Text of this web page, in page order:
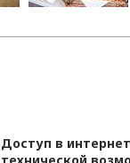
Доступ в
технической